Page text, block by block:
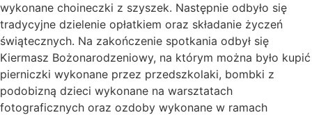
wykonane choineczki z szyszek. Następnie odbyło się
tradycyjne dzielenie opłatkiem oraz składanie życzeń
świątecznych. Na zakończenie spotkania odbył się
Kiermasz Bożonarodzeniowy, na którym można było kupić
pierniczki wykonane przez przedszkolaki, bombki z
podobizną dzieci wykonane na warsztatach
fotograficznych oraz ozdoby wykonane w ramach